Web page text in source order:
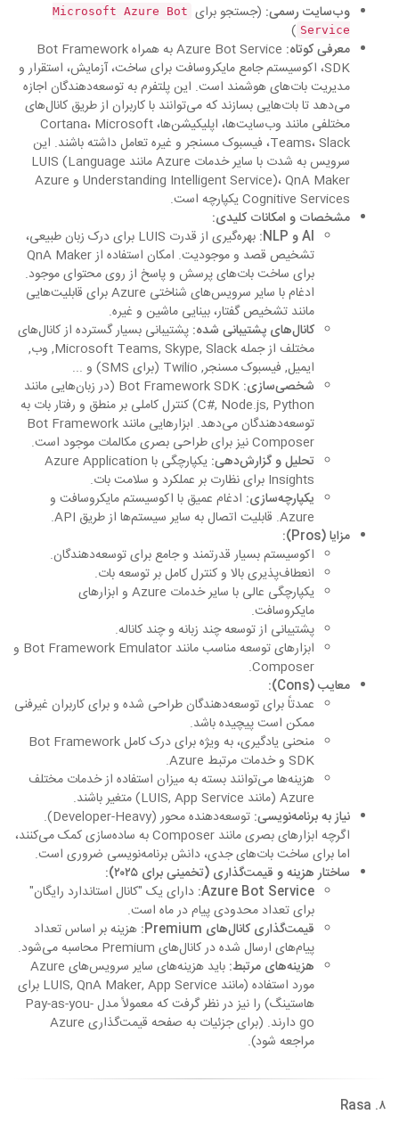
وب‌سایت رسمی: (جستجو برای Microsoft Azure Bot
Service
)
معرفی کوتاه:
Azure Bot Service به همراه Bot Framework
SDK، اکوسیستم جامع مایکروسافت برای ساخت، آزمایش، استقرار و
مدیریت بات‌های هوشمند است. این پلتفرم به توسعه‌دهندگان اجازه
می‌دهد تا بات‌هایی بسازند که می‌توانند با کاربران از طریق کانال‌های
مختلفی مانند وب‌سایت‌ها، اپلیکیشن‌ها، Cortana، Microsoft
Teams، Slack، فیسبوک مسنجر و غیره تعامل داشته باشند. این
سرویس به شدت با سایر خدمات Azure مانند LUIS (Language
Understanding Intelligent Service)، QnA Maker و Azure
Cognitive Services یکپارچه است.
مشخصات و امکانات کلیدی:
AI و NLP:
بهره‌گیری از قدرت LUIS برای درک زبان طبیعی،
تشخیص قصد و موجودیت. امکان استفاده از QnA Maker
برای ساخت بات‌های پرسش و پاسخ از روی محتوای موجود.
ادغام با سایر سرویس‌های شناختی Azure برای قابلیت‌هایی
مانند تشخیص گفتار، بینایی ماشین و غیره.
کانال‌های پشتیبانی شده: پشتیبانی بسیار گسترده از کانال‌های
مختلف از جمله Microsoft Teams, Skype, Slack, وب,
ایمیل, فیسبوک مسنجر, Twilio (برای SMS) و ...
شخصی‌سازی:
Bot Framework SDK (در زبان‌هایی مانند
C#, Node.js, Python) کنترل کاملی بر منطق و رفتار بات به
توسعه‌دهندگان می‌دهد. ابزارهایی مانند Bot Framework
Composer نیز برای طراحی بصری مکالمات موجود است.
تحلیل و گزارش‌دهی:
یکپارچگی با Azure Application
Insights برای نظارت بر عملکرد و سلامت بات.
یکپارچه‌سازی: ادغام عمیق با اکوسیستم مایکروسافت و
Azure. قابلیت اتصال به سایر سیستم‌ها از طریق API.
مزایا (Pros):
اکوسیستم بسیار قدرتمند و جامع برای توسعه‌دهندگان.
انعطاف‌پذیری بالا و کنترل کامل بر توسعه بات.
یکپارچگی عالی با سایر خدمات Azure و ابزارهای
مایکروسافت.
پشتیبانی از توسعه چند زبانه و چند کاناله.
ابزارهای توسعه مناسب مانند Bot Framework Emulator و
Composer.
معایب (Cons):
عمدتاً برای توسعه‌دهندگان طراحی شده و برای کاربران غیرفنی
ممکن است پیچیده باشد.
منحنی یادگیری، به ویژه برای درک کامل Bot Framework
SDK و خدمات مرتبط Azure.
هزینه‌ها می‌توانند بسته به میزان استفاده از خدمات مختلف
Azure (مانند LUIS, App Service) متغیر باشند.
نیاز به برنامه‌نویسی:
توسعه‌دهنده محور (Developer-Heavy).
اگرچه ابزارهای بصری مانند Composer به ساده‌سازی کمک می‌کنند،
اما برای ساخت بات‌های جدی، دانش برنامه‌نویسی ضروری است.
ساختار هزینه و قیمت‌گذاری (تخمینی برای ۲۰۲۵):
Azure Bot Service: دارای یک "کانال استاندارد رایگان"
برای تعداد محدودی پیام در ماه است.
قیمت‌گذاری کانال‌های Premium:
هزینه بر اساس تعداد
پیام‌های ارسال شده در کانال‌های Premium محاسبه می‌شود.
هزینه‌های مرتبط:
باید هزینه‌های سایر سرویس‌های Azure
مورد استفاده (مانند LUIS, QnA Maker, App Service برای
هاستینگ) را نیز در نظر گرفت که معمولاً مدل Pay-as-you-
go دارند. (برای جزئیات به صفحه قیمت‌گذاری Azure
مراجعه شود).
۸. Rasa